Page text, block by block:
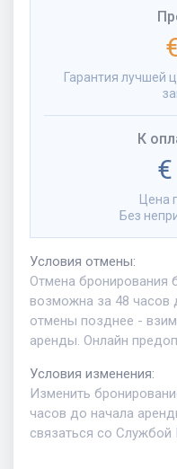
Гарантия лучшей
К
Цена
Без
Условия отмены:
Отмена бронирования
возможна за 48 часов
отмены позднее -
аренды. Онлайн
Условия изменения:
Изменить
часов до начала
связаться со